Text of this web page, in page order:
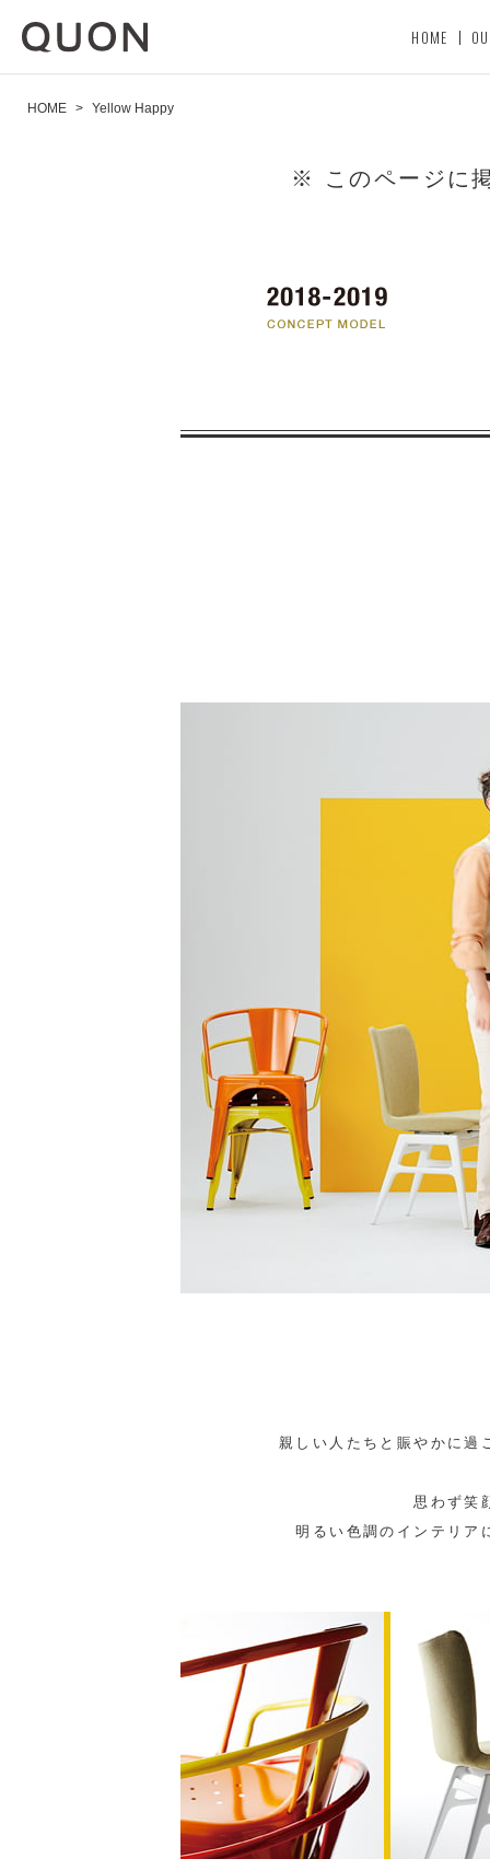
HOME
HOME > Yellow Happy
※ このページに
親しい人たちと賑やかに過
思わず笑
明るい色調のインテリア